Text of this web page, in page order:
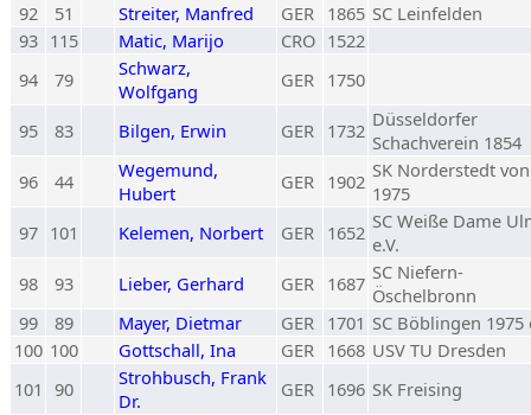
92
51 Streiter, Manfred GER 1865 SC Leinfelden
93 115 Matic, Marijo CRO 1522
94
79
Schwarz,
Wolfgang
GER 1750
95 83 Bilgen, Erwin GER 1732 Düsseldorfer
Schachverein 1854
96
44
Wegemund,
Hubert
GER 1902 SK Norderstedt von
1975
97 101 Kelemen, Norbert GER 1652 SC Weiße Dame
e.V.
98
93 Lieber, Gerhard GER 1687 SC Niefern-
Öschelbronn
99
89 Mayer, Dietmar GER 1701 SC Böblingen 1975
100 100 Gottschall, Ina GER 1668 USV TU Dresden
101 90
Strohbusch, Frank
Dr.
GER 1696 SK Freising